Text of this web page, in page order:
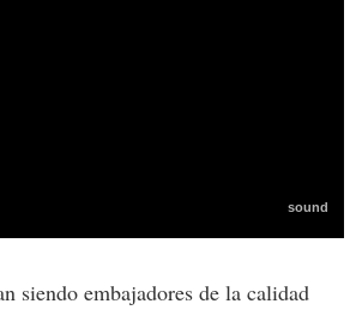
siendo embajadores de la calidad